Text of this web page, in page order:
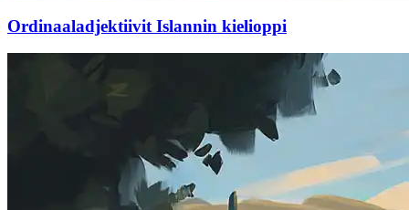
Ordinaaladjektiivit Islannin kielioppi